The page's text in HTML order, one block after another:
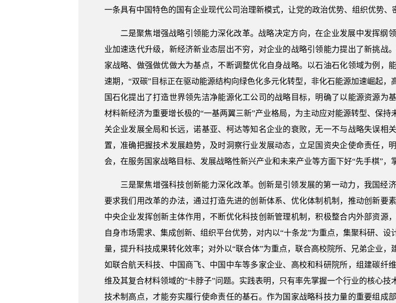
一条具有中国特色的国有企业现代公司治理新模式，让党的政治优势、组织优势、
二是聚焦增强战略引领能力深化改革。战略决定方向，在企业发展中发挥纲
业加速迭代升级，新经济新业态层出不穷，对企业的战略引领能力提出了新挑战
家战略、做强做优做大为基点，不断调整优化自身战略。以石油石化领域为例，
速期，“双碳”目标正在驱动能源结构向绿色化多元化转型，非化石能源加速崛起
国石化提出了打造世界领先洁净能源化工公司的战略目标，明确了以能源资源为
材料新经济为重要增长极的“一基两翼三新”产业格局，为主动应对能源转型、保
关企业发展全局和长远，诺基亚、柯达等知名企业的衰败，无一不与战略失误相
置，准确把握技术发展趋势，及时洞察行业发展动态，立足国资央企使命责任，
会，在服务国家战略目标、发展战略性新兴产业和未来产业等方面下好“先手棋”，
三是聚焦增强科技创新能力深化改革。创新是引领发展的第一动力，我国经
要求我们用改革的办法，通过打造先进的创新体系、优化体制机制，推动创新要
中央企业发挥创新主体作用，不断优化科技创新管理机制，积极整合内外部资源
自身市场需求、集成创新、组织平台优势，对内以“十条龙”为重点，集聚科研、
量，提升科技成果转化效率；对外以“联合体”为重点，联合高校院所、兄弟企业
如联合航天科技、中国商飞、中国中车等多家企业、高校和科研院所，组建碳纤
维及其复合材料领域的“卡脖子”问题。实践表明，只有率先掌握一个行业的核心
技术制高点，才能夯实履行使命责任的基石。作为国家战略科技力量的重要组成